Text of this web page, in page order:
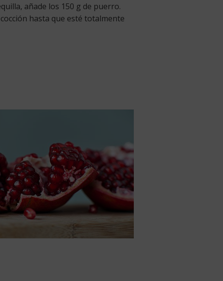
añade los 150 g de puerro.
hasta que esté totalmente